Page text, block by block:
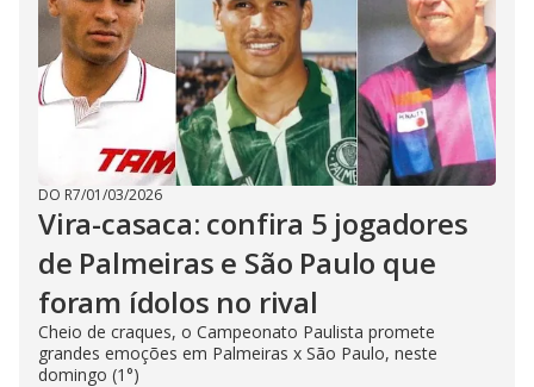
DO R7/01/03/2026
Vira-casaca: confira 5 jogadores
de Palmeiras e São Paulo que
foram ídolos no rival
Cheio de craques, o Campeonato Paulista promete
grandes emoções em Palmeiras x São Paulo, neste
domingo (1°)